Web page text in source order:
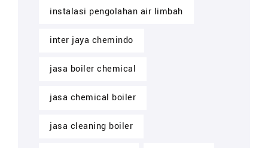
instalasi pengolahan air limbah
inter jaya chemindo
jasa boiler chemical
jasa chemical boiler
jasa cleaning boiler